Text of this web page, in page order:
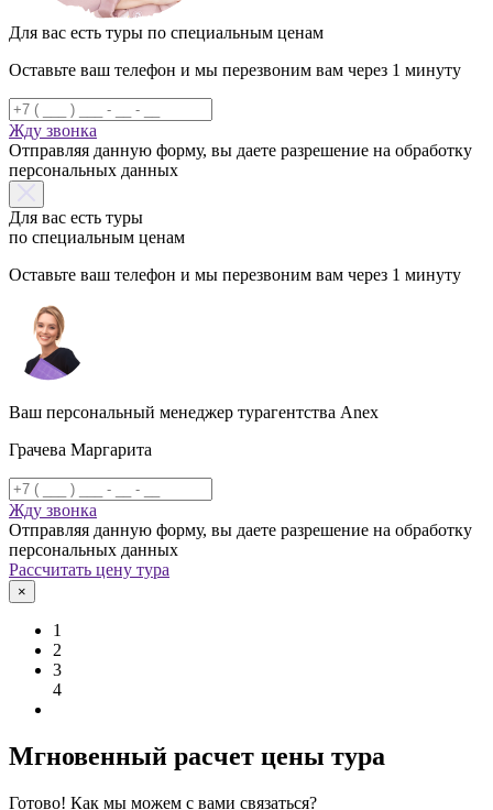
Для вас есть туры по специальным ценам
Оставьте ваш телефон и мы перезвоним вам через 1 минуту
Жду звонка
Отправляя данную форму, вы даете разрешение на обработку
персональных данных
Для вас есть туры
по специальным ценам
Оставьте ваш телефон и мы перезвоним вам через 1 минуту
Ваш персональный менеджер турагентства Anex
Грачева Маргарита
Жду звонка
Отправляя данную форму, вы даете разрешение на обработку
персональных данных
Рассчитать цену тура
×
1
2
3
4
Мгновенный расчет цены тура
Готово! Как мы можем с вами связаться?